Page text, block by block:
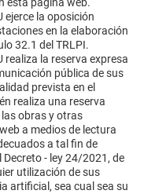
esta página web.
ejerce la oposición
en la elaboración
32.1 del TRLPI.
realiza la reserva expresa
pública de sus
prevista en el
realiza una reserva
obras y otras
a medios de lectura
a tal fin de
- ley 24/2021, de
utilización de sus
artificial, sea cual sea su